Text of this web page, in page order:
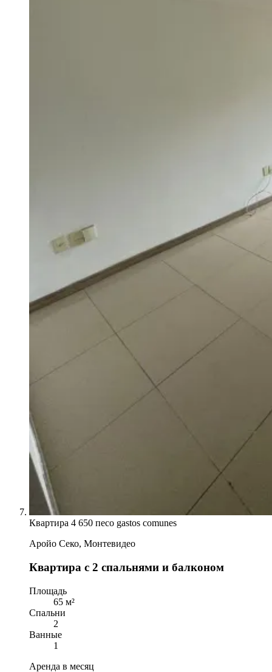
Квартира 4 650 песо gastos comunes
Аройо Секо, Монтевидео
Квартира с 2 спальнями и балконом
Площадь
65 м²
Спальни
2
Ванные
1
Аренда в месяц